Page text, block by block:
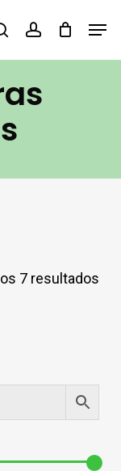
buscaraccount
7 resultados